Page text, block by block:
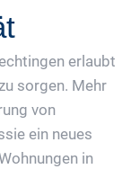
erlaubt
sorgen. Mehr
von
ein neues
in